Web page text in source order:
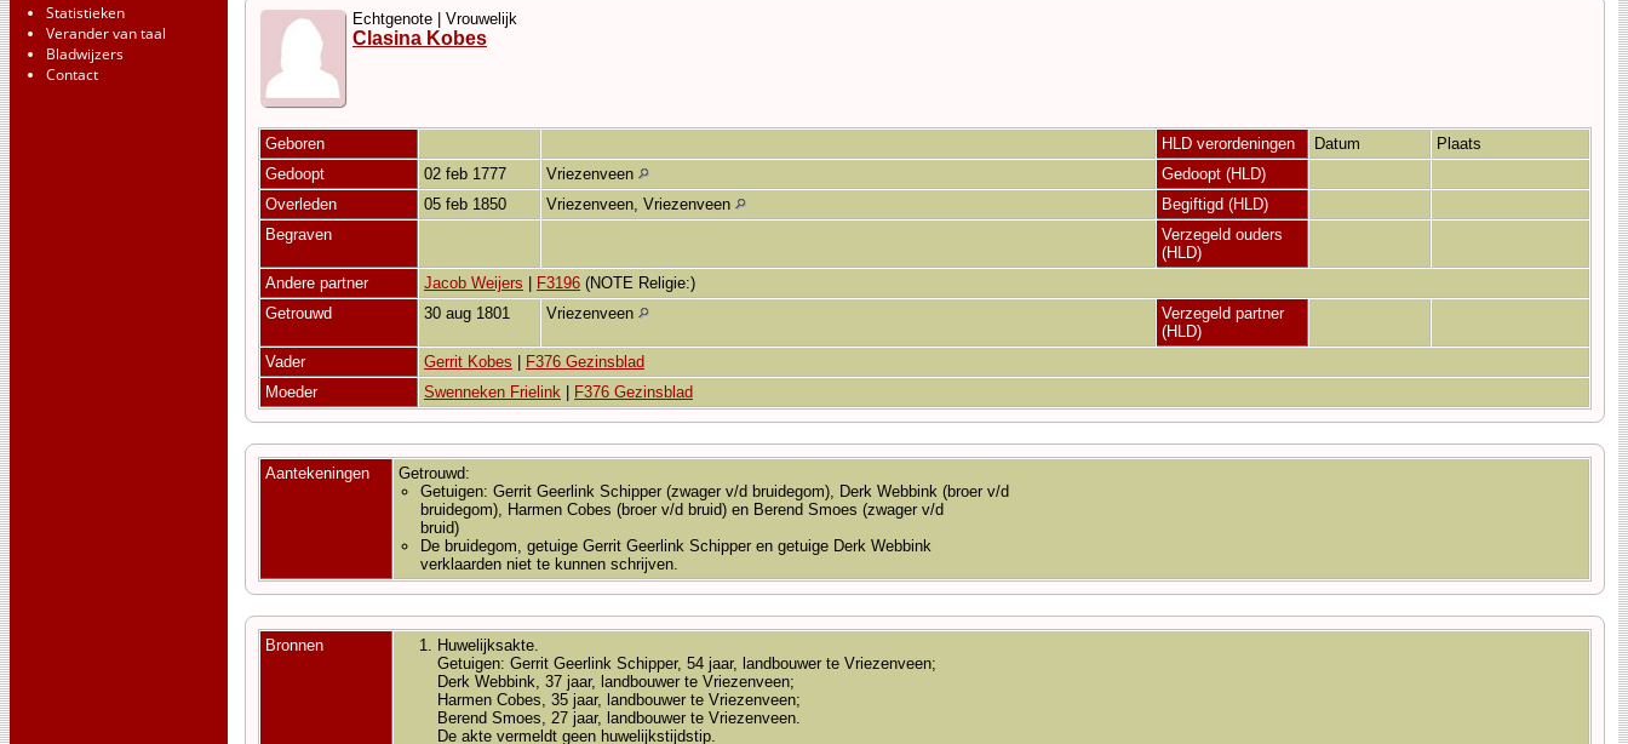
Statistieken
Verander van taal
Bladwijzers
Contact
Echtgenote | Vrouwelijk
Clasina Kobes
Geboren HLD verordeningen Datum
Plaats
Gedoopt
02 feb 1777 Vriezenveen
Gedoopt (HLD)
Overleden
05 feb 1850 Vriezenveen, Vriezenveen
Begiftigd (HLD)
Begraven
Verzegeld ouders
(HLD)
Andere partner
Jacob Weijers F3196 (NOTE Religie:)
Getrouwd
30 aug 1801 Vriezenveen
Verzegeld partner
(HLD)
Vader
Gerrit Kobes
F376 Gezinsblad
Moeder
Swenneken Frielink F376 Gezinsblad
Aantekeningen
Getrouwd:
Getuigen: Gerrit Geerlink Schipper (zwager v/d bruidegom), Derk Webbink (broer v/d
bruidegom), Harmen Cobes (broer v/d bruid) en Berend Smoes (zwager v/d
bruid)
De bruidegom, getuige Gerrit Geerlink Schipper en getuige Derk Webbink
verklaarden niet te kunnen schrijven.
Bronnen
Huwelijksakte.
Getuigen: Gerrit Geerlink Schipper, 54 jaar, landbouwer te Vriezenveen;
Derk Webbink, 37 jaar, landbouwer te Vriezenveen;
Harmen Cobes, 35 jaar, landbouwer te Vriezenveen;
Berend Smoes, 27 jaar, landbouwer te Vriezenveen.
De akte vermeldt geen huwelijkstijdstip.